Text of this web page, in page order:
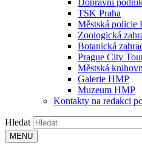
Dopravní
TSK Praha
Městská policie
Zoologická
Botanická
Prague City
Městská
Galerie HMP
Muzeum HMP
Kontakty na redakci
Hledat
MENU